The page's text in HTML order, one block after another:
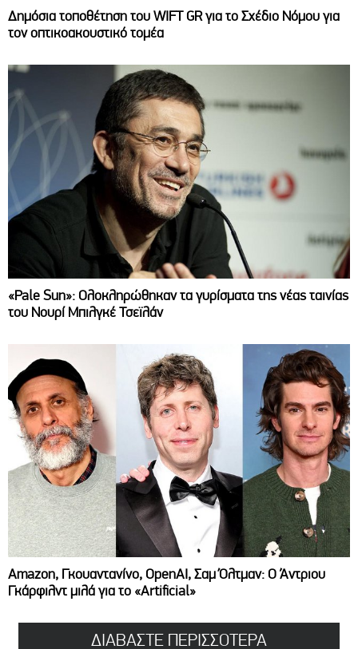
Δημόσια τοποθέτηση του WIFT GR για το Σχέδιο Νόμου για
τον οπτικοακουστικό τομέα
«Pale Sun»: Ολοκληρώθηκαν τα γυρίσματα της νέας ταινίας
του Νουρί Μπιλγκέ Τσεϊλάν
Amazon, Γκουαντανίνο, OpenAI, Σαμ Όλτμαν: Ο Άντριου
Γκάρφιλντ μιλά για το «Artificial»
ΔΙΑΒΑΣΤΕ ΠΕΡΙΣΣΟΤΕΡΑ